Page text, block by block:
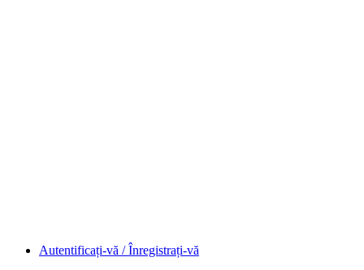
Autentificați-vă / Înregistrați-vă